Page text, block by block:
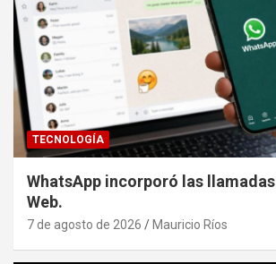
TECNOLOGÍA
WhatsApp incorporó las
Web.
7 de agosto de 2026 Mauricio Ríos